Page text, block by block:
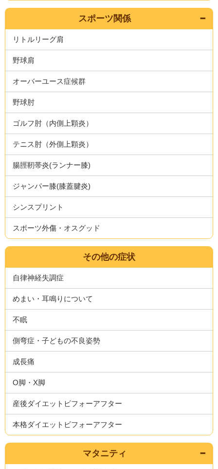
スポーツ関係
リトルリーグ肩
野球肩
オーバーユース症候群
野球肘
ゴルフ肘（内側上顆炎）
テニス肘（外側上顆炎）
腸脛靭帯炎(ランナー膝)
ジャンパー膝(膝蓋腱炎)
シンスプリント
スポーツ外傷・オスグッド
その他の症状
自律神経失調症
めまい・耳鳴りについて
不眠
側弯症・子どもの不良姿勢
成長痛
O脚・X脚
産後ダイエットビフォーアフター
本格ダイエットビフォーアフター
マタニティ